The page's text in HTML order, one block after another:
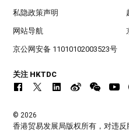
私隐政策声明
网站导航
京公网安备 11010102003523号
关注 HKTDC
© 2026
香港贸易发展局版权所有，对违反